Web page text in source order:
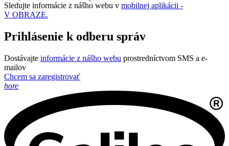
Sledujte informácie z nášho webu v mobilnej aplikácii -
V OBRAZE.
Prihlásenie k odberu správ
Dostávajte informácie z nášho webu prostredníctvom SMS a e-
mailov
Chcem sa zaregistrovať
hore